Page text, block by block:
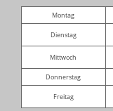
Montag
Dienstag
Mittwoch
Donnerstag
Freitag